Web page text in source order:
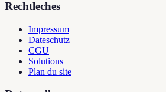
Rechtleches
Impressum
Dateschutz
CGU
Solutions
Plan du site